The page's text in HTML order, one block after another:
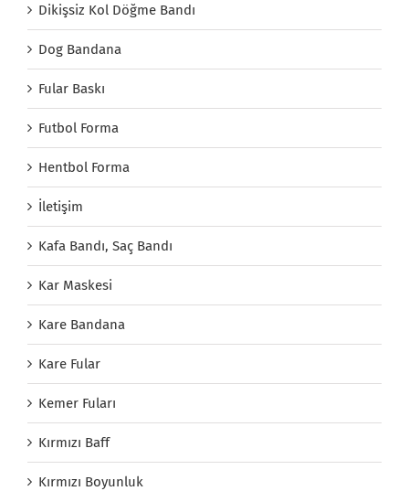
Dikişsiz Kol Döğme Bandı
Dog Bandana
Fular Baskı
Futbol Forma
Hentbol Forma
İletişim
Kafa Bandı, Saç Bandı
Kar Maskesi
Kare Bandana
Kare Fular
Kemer Fuları
Kırmızı Baff
Kırmızı Boyunluk